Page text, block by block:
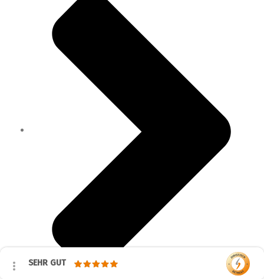
SEHR GUT